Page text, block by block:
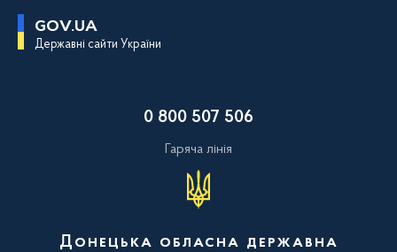
GOV.UA
Державні сайти України
0 800 507 506
Гаряча лінія
Донецька обласна державна